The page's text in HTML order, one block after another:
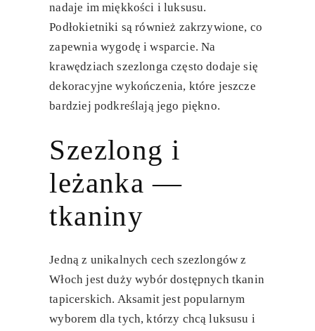
nadaje im miękkości i luksusu.
Podłokietniki są również zakrzywione, co
zapewnia wygodę i wsparcie. Na
krawędziach szezlonga często dodaje się
dekoracyjne wykończenia, które jeszcze
bardziej podkreślają jego piękno.
Szezlong i
leżanka —
tkaniny
Jedną z unikalnych cech szezlongów z
Włoch jest duży wybór dostępnych tkanin
tapicerskich. Aksamit jest popularnym
wyborem dla tych, którzy chcą luksusu i